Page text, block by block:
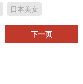
日本美女
下一页